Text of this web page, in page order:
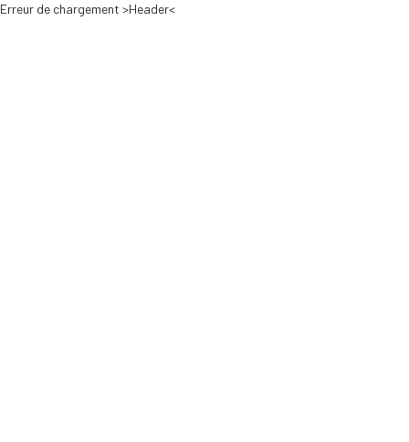
Erreur de chargement >Header<